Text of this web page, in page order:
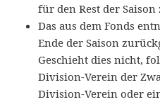
für den Rest der Saison
Das aus dem Fonds
Ende der Saison
Geschieht dies nicht,
Division-Verein der
Division-Verein oder